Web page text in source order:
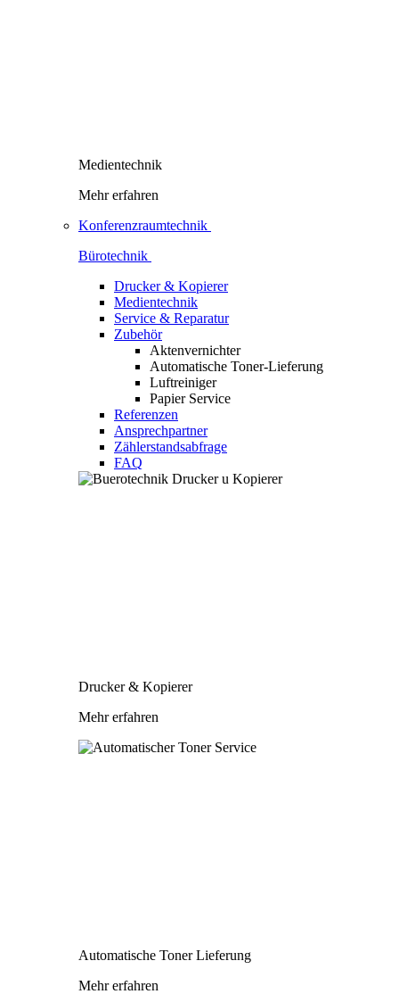
Medientechnik
Mehr erfahren
Konferenzraumtechnik
Bürotechnik
Drucker & Kopierer
Medientechnik
Service & Reparatur
Zubehör
Aktenvernichter
Automatische Toner-Lieferung
Luftreiniger
Papier Service
Referenzen
Ansprechpartner
Zählerstandsabfrage
FAQ
Drucker & Kopierer
Mehr erfahren
Automatische Toner Lieferung
Mehr erfahren